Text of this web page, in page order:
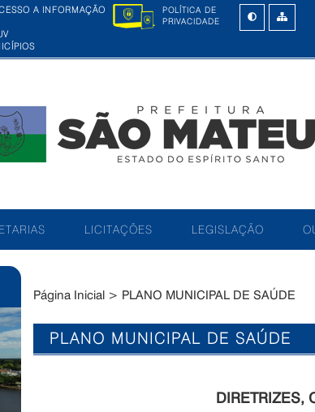
POLÍTICA DE
PRIVACIDADE
LICITAÇÕES LEGISLAÇÃO
Página Inicial > PLANO MUNICIPAL DE SAÚDE
PLANO MUNICIPAL DE SAÚDE
DIRETRIZES,